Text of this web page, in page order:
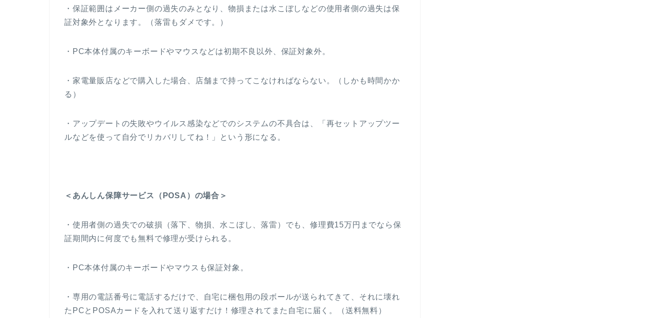
・保証範囲はメーカー側の過失のみとなり、物損または水こぼしなどの使用者側の過失は保
証対象外となります。（落雷もダメです。）
・PC本体付属のキーボードやマウスなどは初期不良以外、保証対象外。
・家電量販店などで購入した場合、店舗まで持ってこなければならない。（しかも時間かか
る）
・アップデートの失敗やウイルス感染などでのシステムの不具合は、「再セットアップツー
ルなどを使って自分でリカバリしてね！」という形になる。
＜あんしん保障サービス（POSA）の場合＞
・使用者側の過失での破損（落下、物損、水こぼし、落雷）でも、修理費15万円までなら保
証期間内に何度でも無料で修理が受けられる。
・PC本体付属のキーボードやマウスも保証対象。
・専用の電話番号に電話するだけで、自宅に梱包用の段ボールが送られてきて、それに壊れ
たPCとPOSAカードを入れて送り返すだけ！修理されてまた自宅に届く。（送料無料）